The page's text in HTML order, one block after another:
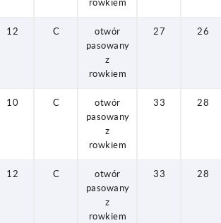
rowkiem
12 C
otwór
pasowany
z
rowkiem
27 26
10 C
otwór
pasowany
z
rowkiem
33 28
12 C
otwór
pasowany
z
rowkiem
33 28